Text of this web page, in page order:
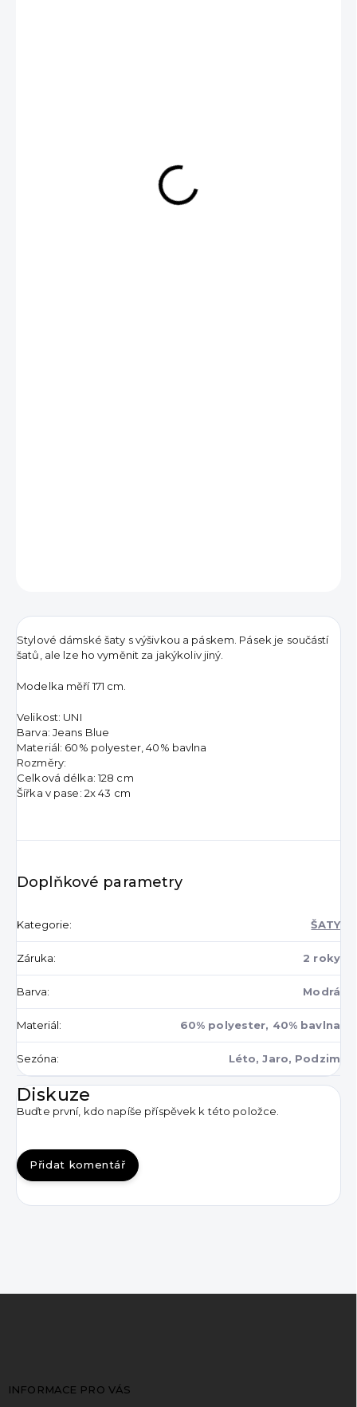
Stylové dámské šaty s výšivkou a páskem. Pásek je součástí
šatů, ale lze ho vyměnit za jakýkoliv jiný.
Modelka měří 171 cm.
Velikost: UNI
Barva: Jeans Blue
Materiál: 60% polyester, 40% bavlna
Rozměry:
Celková délka: 128 cm
Šířka v pase: 2x 43 cm
Doplňkové parametry
Kategorie: ŠATY
Záruka: 2 roky
Barva: Modrá
Materiál: 60% polyester, 40% bavlna
Sezóna: Léto, Jaro, Podzim
Diskuze
Buďte první, kdo napíše příspěvek k této položce.
Přidat komentář
INFORMACE PRO VÁS